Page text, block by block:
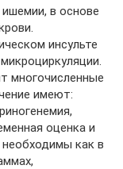
в основе
инсульте
многочисленные
имеют:
оценка и
как в